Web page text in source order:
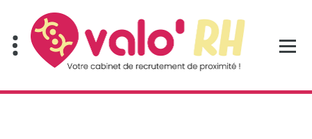
contenu